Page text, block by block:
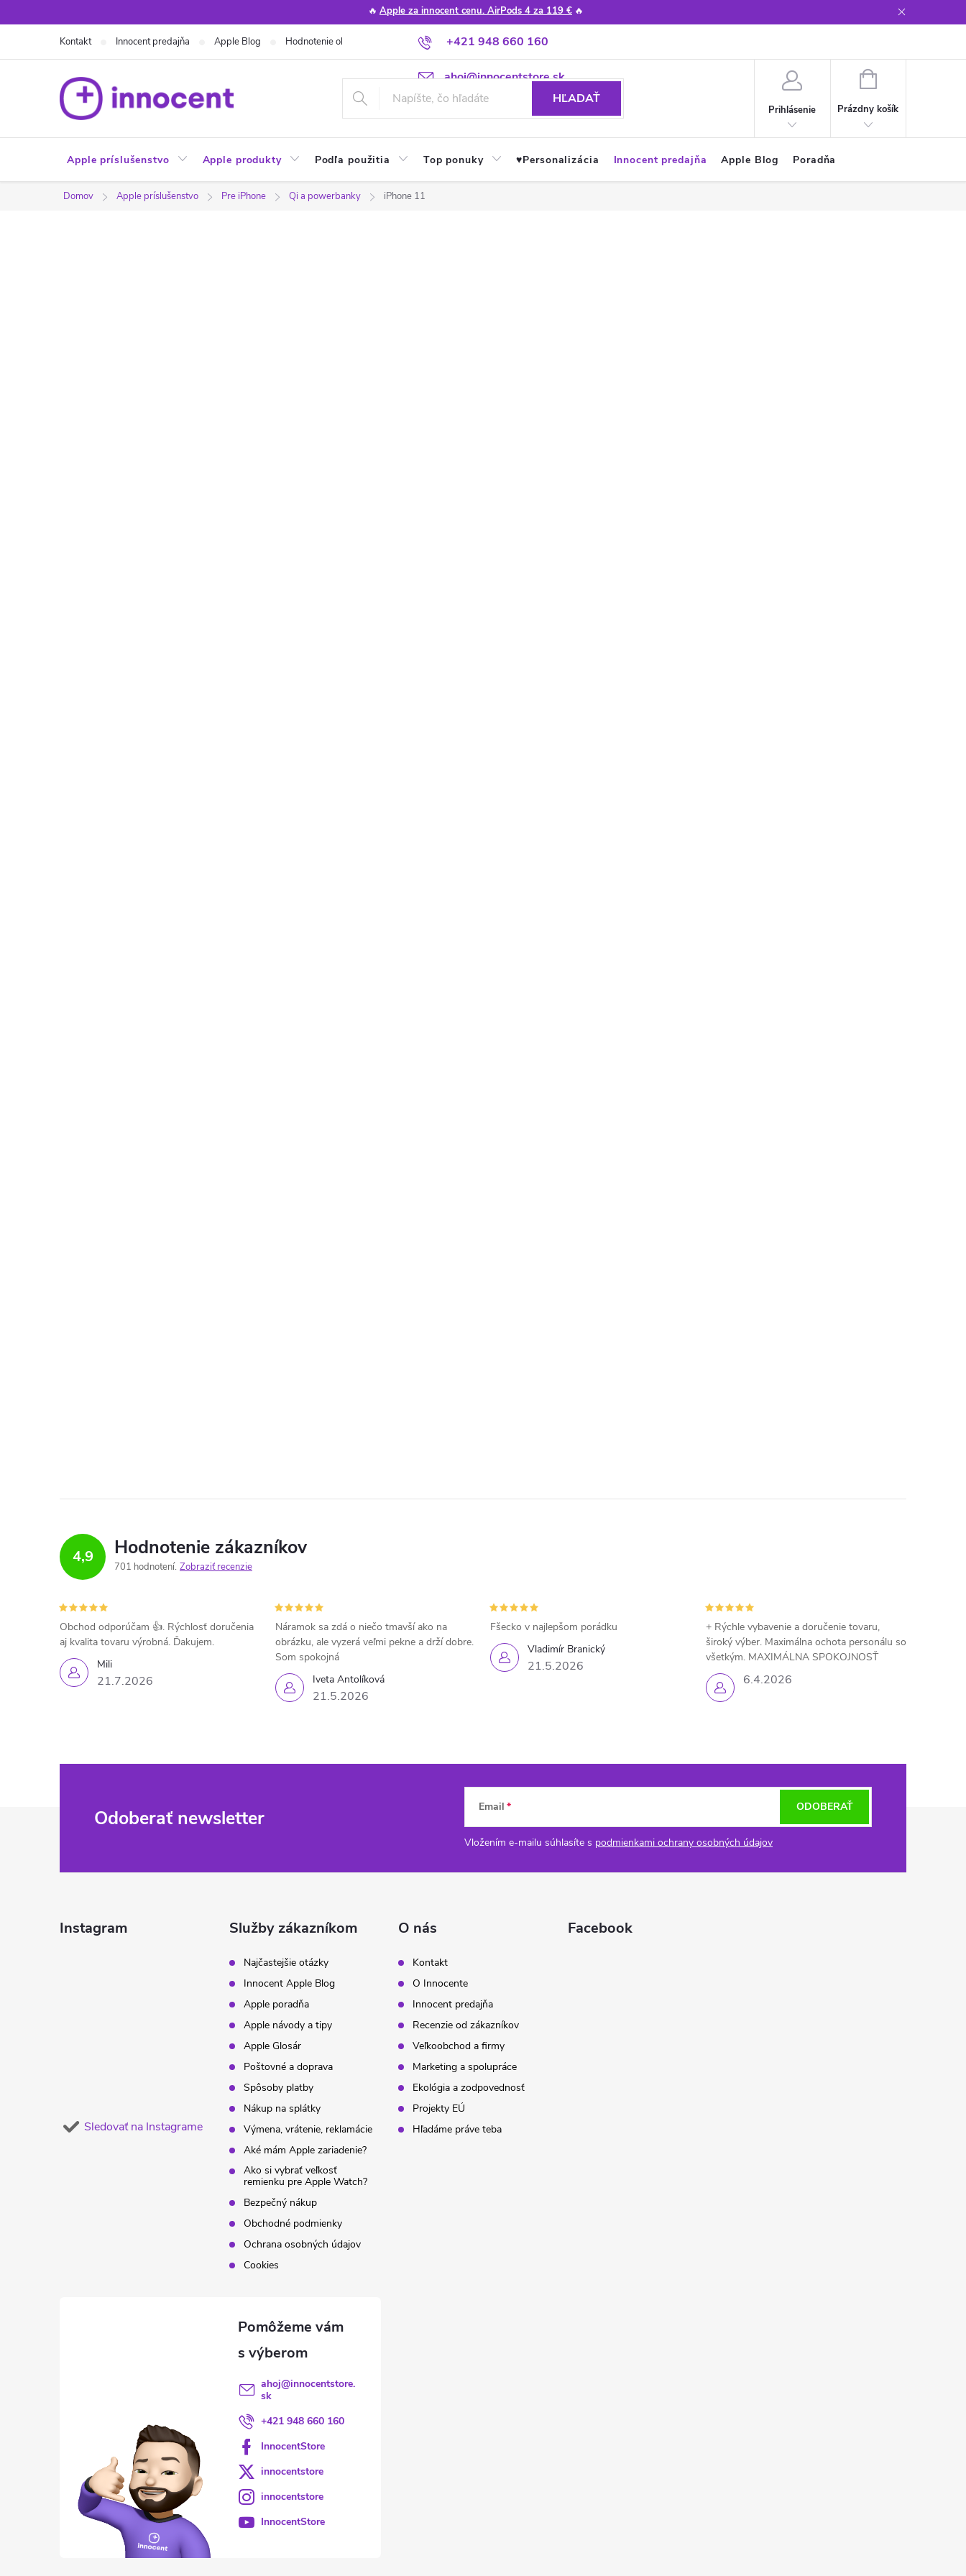
na
🔥 Apple za innocent cenu. AirPods 4 za 119 € 🔥
+421 948 660 160
ahoj@innocentstore.sk
Kontakt Innocent predajňa Apple Blog Hodnotenie obchodu Poradňa Apple návody a tipy
HĽADAŤ
Prihlásenie
NÁKUPNÝ
Prázdny košík
Apple príslušenstvo Apple produkty Podľa použitia Top ponuky ♥︎Personalizácia Innocent predajňa Apple Blog Poradňa
Domov Apple príslušenstvo Pre iPhone Qi a powerbanky iPhone 11
4,9 Hodnotenie zákazníkov
701 hodnotení Zobraziť recenzie
Mili
21.7.2026
Obchod odporúčam 👍. Rýchlosť doručenia
aj kvalita tovaru výrobná. Ďakujem.
Iveta Antolíková
21.5.2026
Náramok sa zdá o niečo tmavší ako na
obrázku, ale vyzerá veľmi pekne a drží dobre.
Som spokojná
Vladimír Branický
21.5.2026
Fšecko v najlepšom porádku
6.4.2026
+ Rýchle vybavenie a doručenie tovaru,
široký výber. Maximálna ochota personálu so
všetkým. MAXIMÁLNA SPOKOJNOSŤ
Odoberať newsletter Email
Vložením e-mailu súhlasíte s podmienkami ochrany osobných údajov
ODOBERAŤ
Instagram
Sledovať na Instagrame
Služby zákazníkom
Najčastejšie otázky
Innocent Apple Blog
Apple poradňa
Apple návody a tipy
Apple Glosár
Poštovné a doprava
Spôsoby platby
Nákup na splátky
Výmena, vrátenie, reklamácie
Aké mám Apple zariadenie?
Ako si vybrať veľkosť
remienku pre Apple Watch?
Bezpečný nákup
Obchodné podmienky
Ochrana osobných údajov
Cookies
O nás
Kontakt
O Innocente
Innocent predajňa
Recenzie od zákazníkov
Veľkoobchod a firmy
Marketing a spolupráce
Ekológia a zodpovednosť
Projekty EÚ
Hľadáme práve teba
Facebook
ahoj@innocentstore.
sk
+421 948 660 160
InnocentStore
innocentstore
innocentstore
InnocentStore